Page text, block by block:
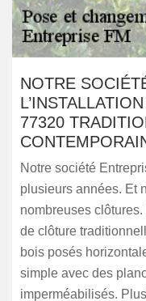
NOTRE
77320
Notre société
plusieurs années. Et
nombreuses
de clôture
bois posés
simple avec des
imperméabilisés.